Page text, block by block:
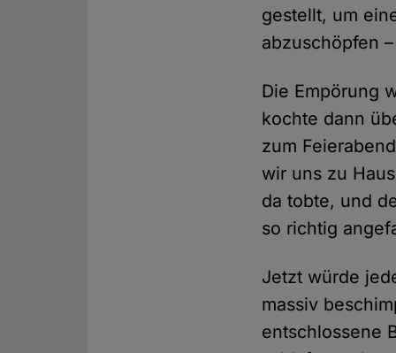
gestellt, um
abzuschöpfen
Die Empörung
kochte dann
zum
wir uns zu
da tobte, und
so richtig
Jetzt würde
massiv
entschlossene